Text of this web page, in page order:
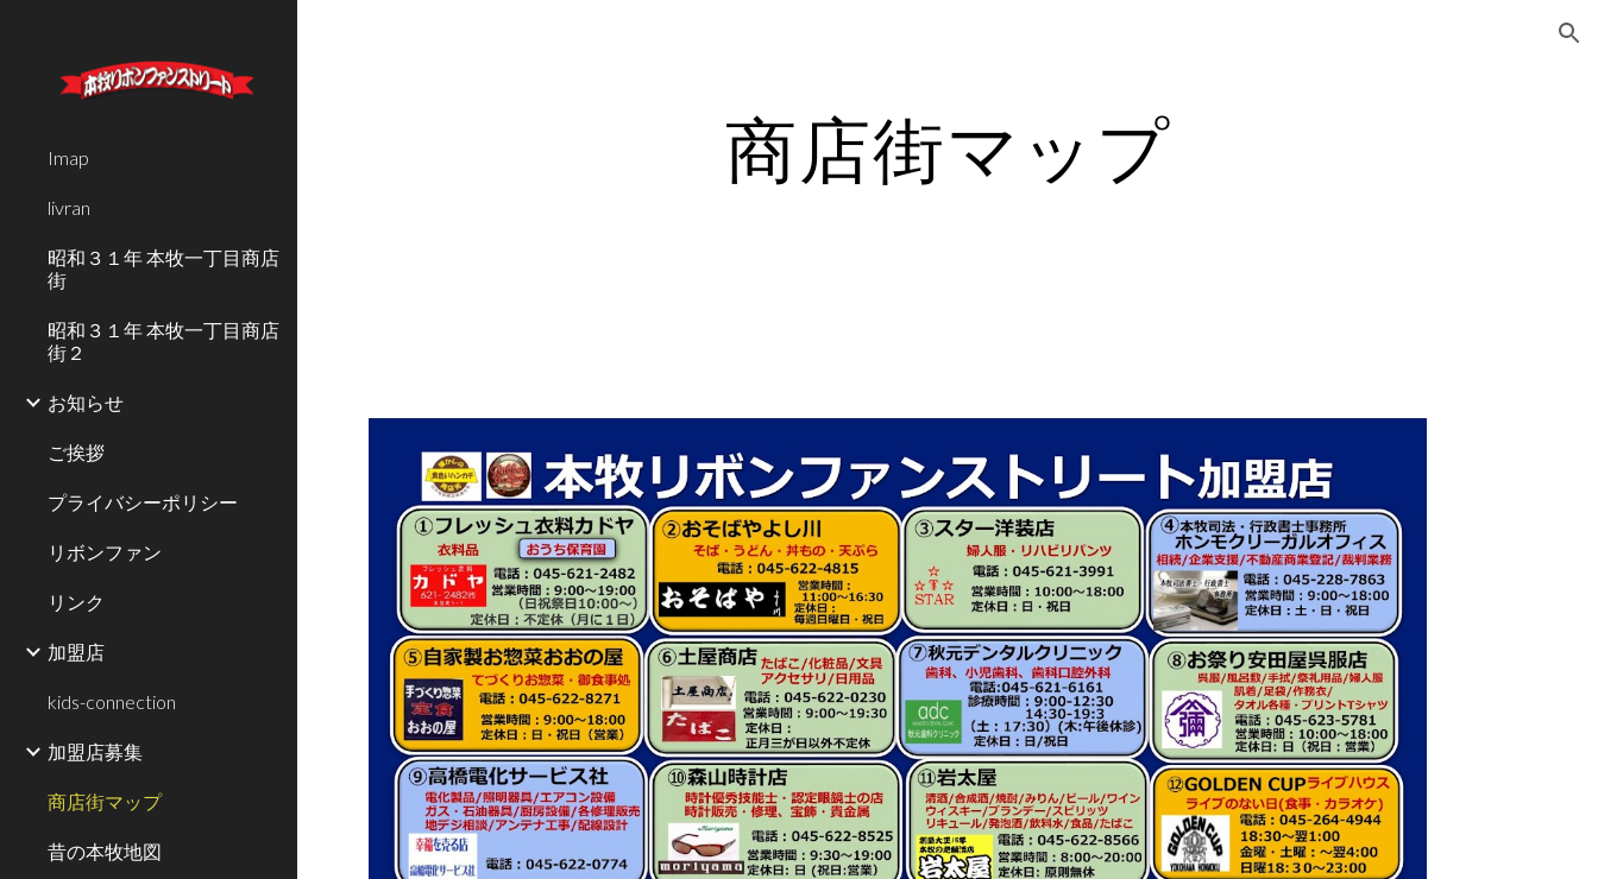
Imap
livran
昭和３１年 本牧一丁目商店
街
昭和３１年 本牧一丁目商店
街２
お知らせ
ご挨拶
プライバシーポリシー
リボンファン
リンク
加盟店
kids-connection
加盟店募集
商店街マップ
昔の本牧地図
商店街マップ